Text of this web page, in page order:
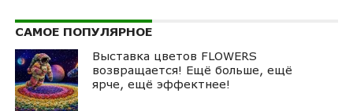
САМОЕ ПОПУЛЯРНОЕ
Выставка цветов FLOWERS
возвращается! Ещё больше, ещё
ярче, ещё эффектнее!